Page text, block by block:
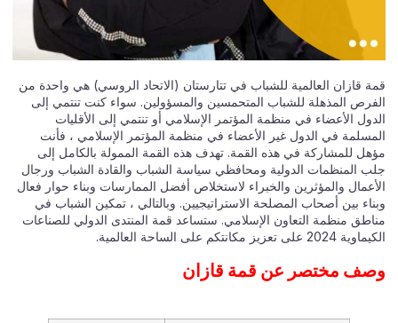
قمة قازان العالمية للشباب في تتارستان (الاتحاد الروسي) هي واحدة من
الفرص المذهلة للشباب المتحمسين والمسؤولين. سواء كنت تنتمي إلى
الدول الأعضاء في منظمة المؤتمر الإسلامي أو تنتمي إلى الأقليات
المسلمة في الدول غير الأعضاء في منظمة المؤتمر الإسلامي ، فأنت
مؤهل للمشاركة في هذه القمة. تهدف هذه القمة الممولة بالكامل إلى
جلب المنظمات الدولية ومحافظي سياسة الشباب والقادة الشباب ورجال
الأعمال والمؤثرين والخبراء لاستخلاص أفضل الممارسات وبناء حوار فعال
وبناء بين أصحاب المصلحة الاستراتيجيين. وبالتالي ، تمكين الشباب في
مناطق منظمة التعاون الإسلامي. ستساعد قمة المنتدى الدولي للصناعات
الكيماوية 2024 على تعزيز مكانتكم على الساحة العالمية.
وصف مختصر عن قمة قازان